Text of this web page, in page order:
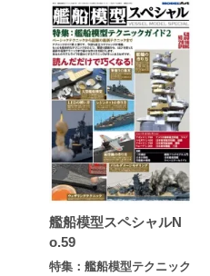
艦船模型スペシャルN
o.59
特集：艦船模型テクニック